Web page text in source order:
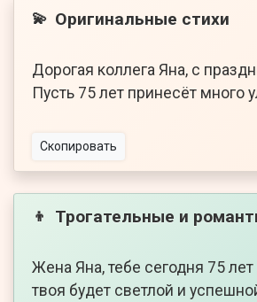
💫 Оригинальные стихи
Дорогая коллега Яна, с
Пусть 75 лет принесёт много
Скопировать
👦 Трогательные и
Жена Яна, тебе сегодня 75
твоя будет светлой и